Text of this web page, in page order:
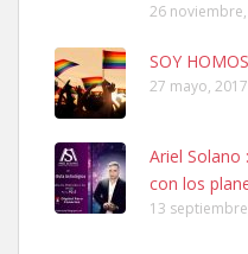
Adopcion
Busco casa de acogida para
no la puedo tener. Solo gente
26
SOY
27 mayo, 2017
Ariel Solano
con los
13